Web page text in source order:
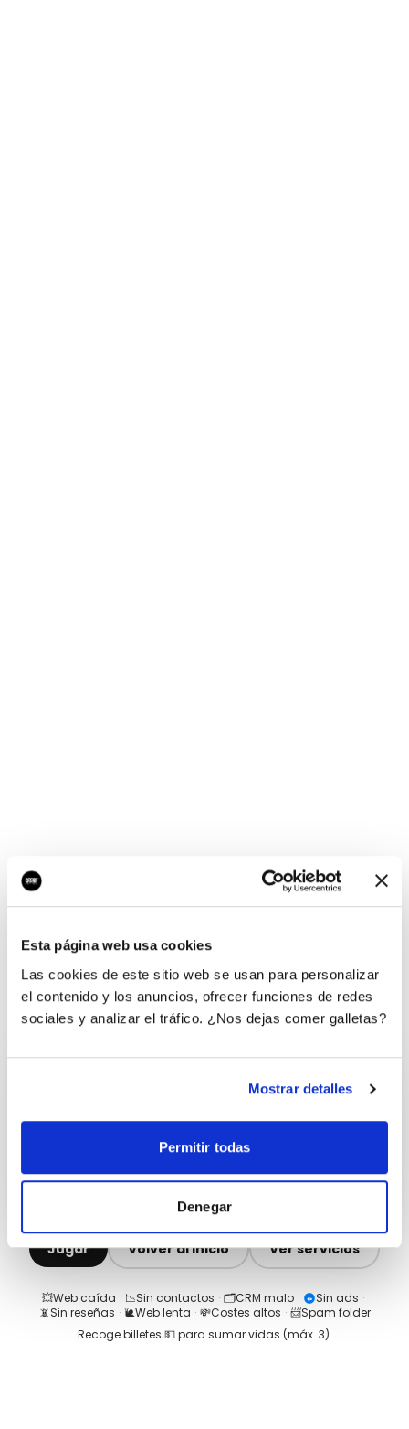
Esta página web usa cookies
Las cookies de este sitio web se usan para personalizar
el contenido y los anuncios, ofrecer funciones de redes
sociales y analizar el tráfico. ¿Nos dejas comer galletas?
Mostrar detalles
Permitir todas
Denegar
¡Ups, no hay nada por
aquí!
¿Quieres jugar al juego del empresario?
Jugar Volver al inicio Ver servicios
💥Web caída · 📉Sin contactos · 🗂️CRM malo · Sin ads ·
📵Sin reseñas · 🐌Web lenta · 💸Costes altos · 📨Spam folder
Recoge billetes 💵 para sumar vidas (máx. 3).